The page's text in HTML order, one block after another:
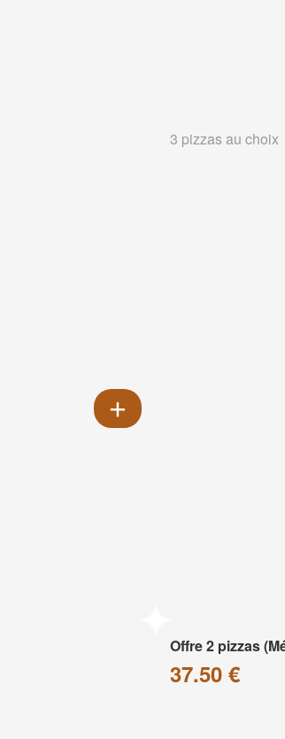
3 pizzas au choix
Offre 2 pizzas
37.50 €